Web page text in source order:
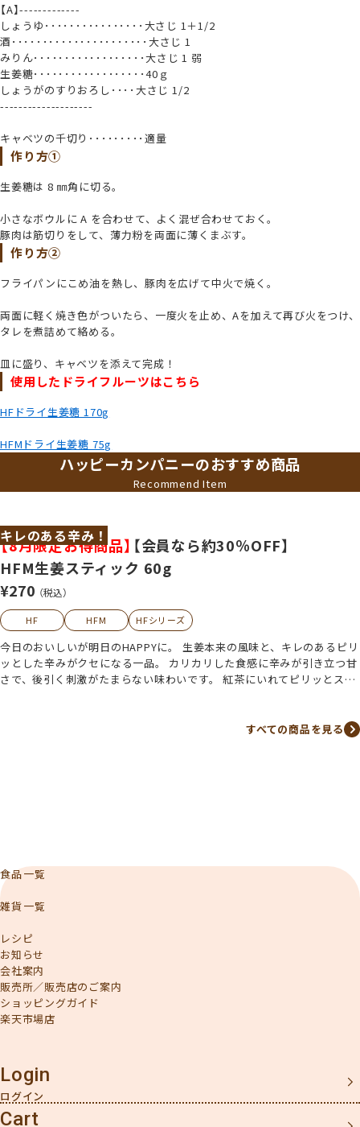
【A】-------------
しょうゆ････････････････大さじ 1＋1/2
酒･･････････････････････大さじ 1
みりん･･････････････････大さじ 1 弱
生姜糖･･････････････････40ｇ
しょうがのすりおろし････大さじ 1/2
--------------------
キャベツの千切り･････････適量
作り方①
生姜糖は 8 ㎜角に切る。
小さなボウルに A を合わせて、よく混ぜ合わせておく。
豚肉は筋切りをして、薄力粉を両面に薄くまぶす。
作り方②
フライパンにこめ油を熱し、豚肉を広げて中火で焼く。
両面に軽く焼き色がついたら、一度火を止め、Aを加えて再び火をつけ、
タレを煮詰めて絡める。
皿に盛り、キャベツを添えて完成！
使用したドライフルーツはこちら
HFドライ生姜糖 170g
HFMドライ生姜糖 75g
ハッピーカンパニーのおすすめ商品
Recommend Item
キレのある辛み！
【8月限定お得商品】 【会員なら約30％OFF】
HFM生姜スティック 60g
¥270 （税込）
HF HFM HFシリーズ
今日のおいしいが明日のHAPPYに。 生姜本来の風味と、キレのあるピリ
ッとした辛みがクセになる一品。 カリカリした食感に辛みが引き立つ甘
さで、後引く刺激がたまらない味わいです。 紅茶にいれてピリッとスパ
すべての商品を見る
食品一覧
雑貨一覧
レシピ
お知らせ
会社案内
販売所／販売店のご案内
ショッピングガイド
楽天市場店
Login
Cart